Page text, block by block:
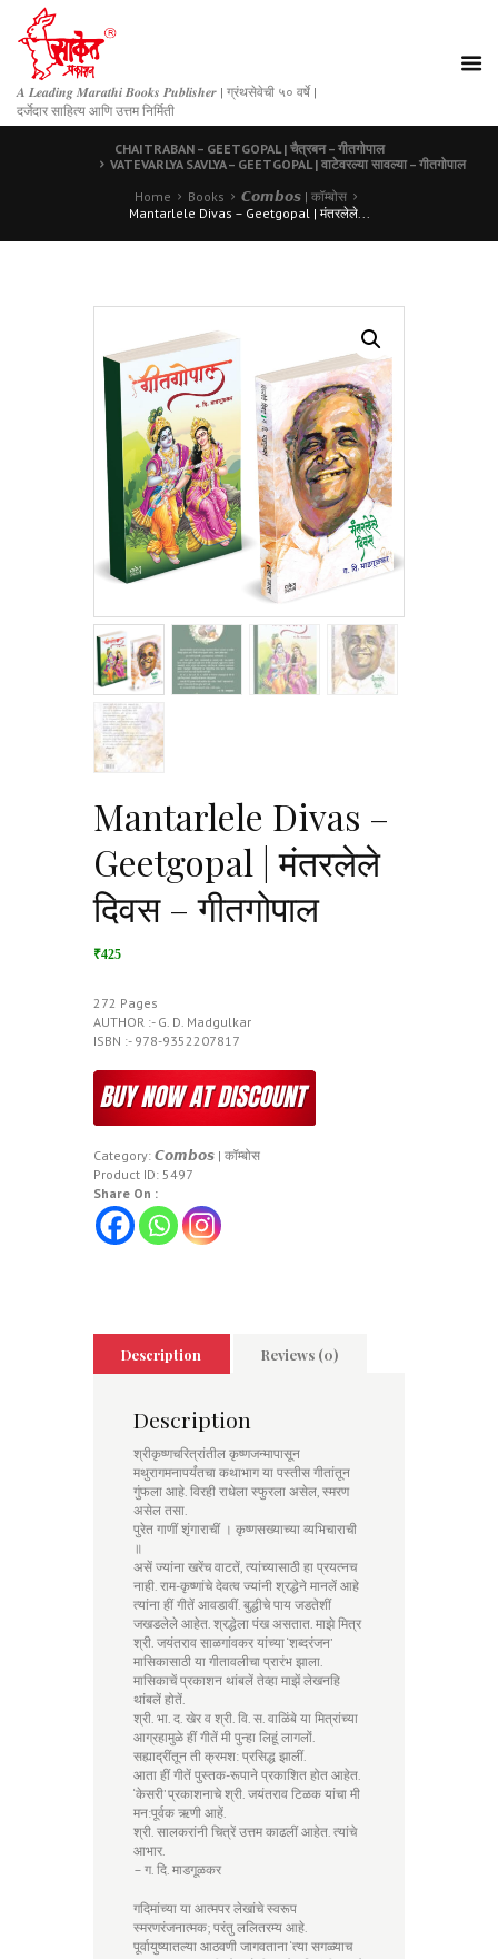
𝑨 𝑳𝒆𝒂𝒅𝒊𝒏𝒈 𝑴𝒂𝒓𝒂𝒕𝒉𝒊 𝑩𝒐𝒐𝒌𝒔 𝑷𝒖𝒃𝒍𝒊𝒔𝒉𝒆𝒓 | ग्रंथसेवेची ५० वर्षे |
दर्जेदार साहित्य आणि उत्तम निर्मिती
CHAITRABAN – GEETGOPAL | चैत्रबन – गीतगोपाल
VATEVARLYA SAVLYA – GEETGOPAL | वाटेवरल्या सावल्या – गीतगोपाल
Home
Books
𝘾𝙤𝙢𝙗𝙤𝙨 | कॉम्बोस
Mantarlele Divas – Geetgopal | मंतरलेले...
Mantarlele Divas –
Geetgopal | मंतरलेले
दिवस – गीतगोपाल
₹425
272 Pages
AUTHOR :- G. D. Madgulkar
ISBN :- 978-9352207817
Category: 𝘾𝙤𝙢𝙗𝙤𝙨 | कॉम्बोस
Product ID: 5497
Share On :
Description Reviews (0)
Description
श्रीकृष्णचरित्रांतील कृष्णजन्मापासून
मथुरागमनापर्यंतचा कथाभाग या पस्तीस गीतांतून
गुंफला आहे. विरही राधेला स्फुरला असेल, स्मरण
असेल तसा.
पुरेत गाणीं शृंगाराचीं । कृष्णसख्याच्या व्यभिचाराची
॥
असें ज्यांना खरेंच वाटतें, त्यांच्यासाठी हा प्रयत्नच
नाही. राम-कृष्णांचे देवत्व ज्यांनी श्रद्धेने मानलें आहे
त्यांना हीं गीतें आवडावीं. बुद्धीचे पाय जडतेशीं
जखडलेले आहेत. श्रद्धेला पंख असतात. माझे मित्र
श्री. जयंतराव साळगांवकर यांच्या ‘शब्दरंजन’
मासिकासाठी या गीतावलीचा प्रारंभ झाला.
मासिकाचें प्रकाशन थांबलें तेव्हा माझें लेखनहि
थांबलें होतें.
श्री. भा. द. खेर व श्री. वि. स. वाळिंबे या मित्रांच्या
आग्रहामुळे हीं गीतें मी पुन्हा लिहूं लागलों.
सह्याद्रींतून ती क्रमश: प्रसिद्ध झालीं.
आता हीं गीतें पुस्तक-रूपाने प्रकाशित होत आहेत.
‘केसरी’ प्रकाशनाचे श्री. जयंतराव टिळक यांचा मी
मन:पूर्वक ऋणी आहें.
श्री. सालकरांनी चित्रें उत्तम काढलीं आहेत. त्यांचे
आभार.
– ग. दि. माडगूळकर
गदिमांच्या या आत्मपर लेखांचे स्वरूप
स्मरणरंजनात्मक; परंतु ललितरम्य आहे.
पूर्वायुष्यातल्या आठवणी जागवताना ‘त्या सगळ्याच